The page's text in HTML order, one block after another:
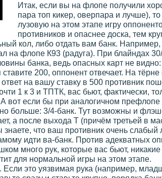
Итак, если вы на флопе получили
пара топ кикер, оверпара и лучше),
лузовую на этом этапе игру
противников и опаснее доска, тем
кол, либо отдать вам банк.
на флопе К93 (радуга). При блайндах
банка, ведь опасных карт не
200, оппонент отвечает. На
на вашу ставку в 500 противник
1 к 3 и ТПТК, вас бьют, фактически,
вот если бы при аналогичном
больше: 3/4-банк. Тут возможны и
а после выхода Т (причём третьей в
что ваш противник очень слабый
идти ва-банк. Против адекватных
много рук, которые вас бьют,
для нормальной игры на этом этапе.
это уязвимая рука (например,